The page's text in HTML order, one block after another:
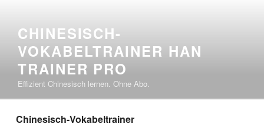
springenCHINESISCH-
VOKABELTRAINER HAN
TRAINER PRO
Effizient Chinesisch lernen. Ohne Abo.
Chinesisch-Vokabeltrainer